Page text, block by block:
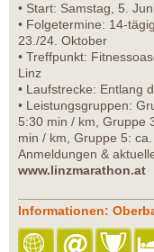
• Start: Samstag, 5.
• Folgetermine: 14-
23./24. Oktober
• Treffpunkt:
Linz
• Laufstrecke: Entlang
• Leistungsgruppen:
5:30 min / km, Gruppe
min / km, Gruppe 5:
Anmeldungen &
www.linzmarathon.at
Informationen: